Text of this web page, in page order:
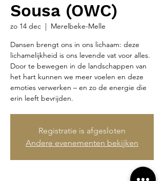
Sousa (OWC)
zo 14 dec
  |
Merelbeke-Melle
Dansen brengt ons in ons lichaam: deze
lichamelijkheid is ons levende vat voor alles.
Door te bewegen in de landschappen van
het hart kunnen we meer voelen en deze
emoties verwerken – en zo de energie die
erin leeft bevrijden.
Registratie is afgesloten
Andere evenementen bekijken